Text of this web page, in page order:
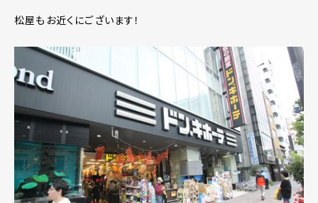
松屋もお近くにございます！